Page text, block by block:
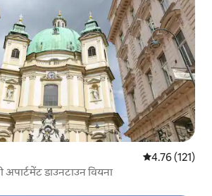
औसत रेटिंग 5 में से
4.76 (121)
डाउनटाउन वियना